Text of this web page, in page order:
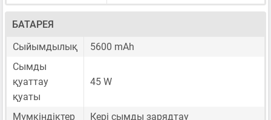
БАТАРЕЯ
Сыйымдылық
5600 mAh
Сымды
қуаттау
қуаты
45 W
Мүмкіндіктер Кері сымды зарядтау